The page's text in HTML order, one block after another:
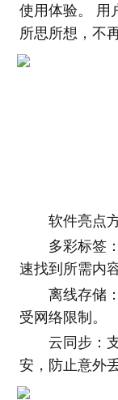
使用体验。 用
所思所想，不
软件亮点
多彩标签
速找到所需内
离线存储
受网络限制。
云同步：
安，防止意外丢